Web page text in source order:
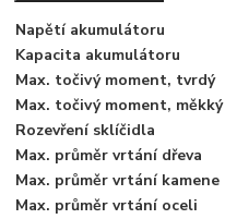
Napětí akumulátoru
Kapacita akumulátoru
Max. točivý moment, tvrdý
Max. točivý moment, měkký
Rozevření sklíčidla
Max. průměr vrtání dřeva
Max. průměr vrtání kamene
Max. průměr vrtání oceli